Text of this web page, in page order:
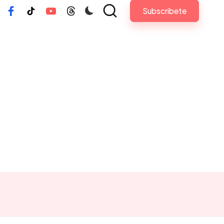
FacebookTiktokYoutubeThreads Subscribete